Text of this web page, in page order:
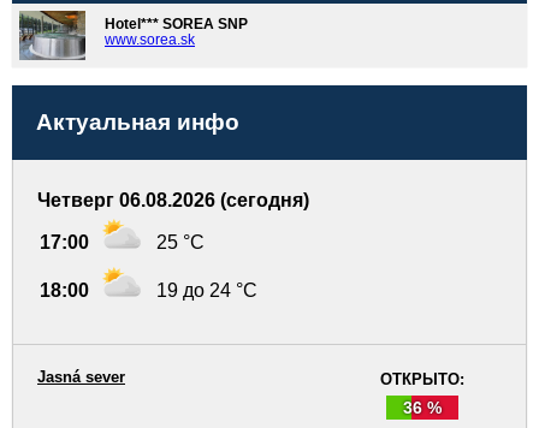
Hotel*** SOREA SNP
www.sorea.sk
Актуальная инфо
Четверг 06.08.2026 (сегодня)
17:00 25 °C
18:00 19 до 24 °C
ОТКРЫТО:
36 %
Jasná sever